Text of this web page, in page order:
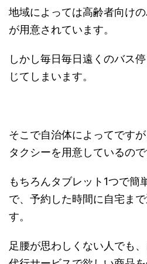
地域によっては高齢者向け
が用意されています。
しかし毎日毎日遠くのバス
じてしまいます。
そこで自治体によってです
タクシーを用意しているので
もちろんタブレット1つで簡
で、予約した時間に自宅ま
す。
足腰が思わしくない人でも